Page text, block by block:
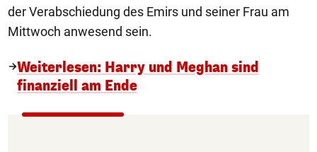
der Verabschiedung des Emirs und seiner Frau am
Mittwoch anwesend sein.
Weiterlesen: Harry und Meghan sind
finanziell am Ende